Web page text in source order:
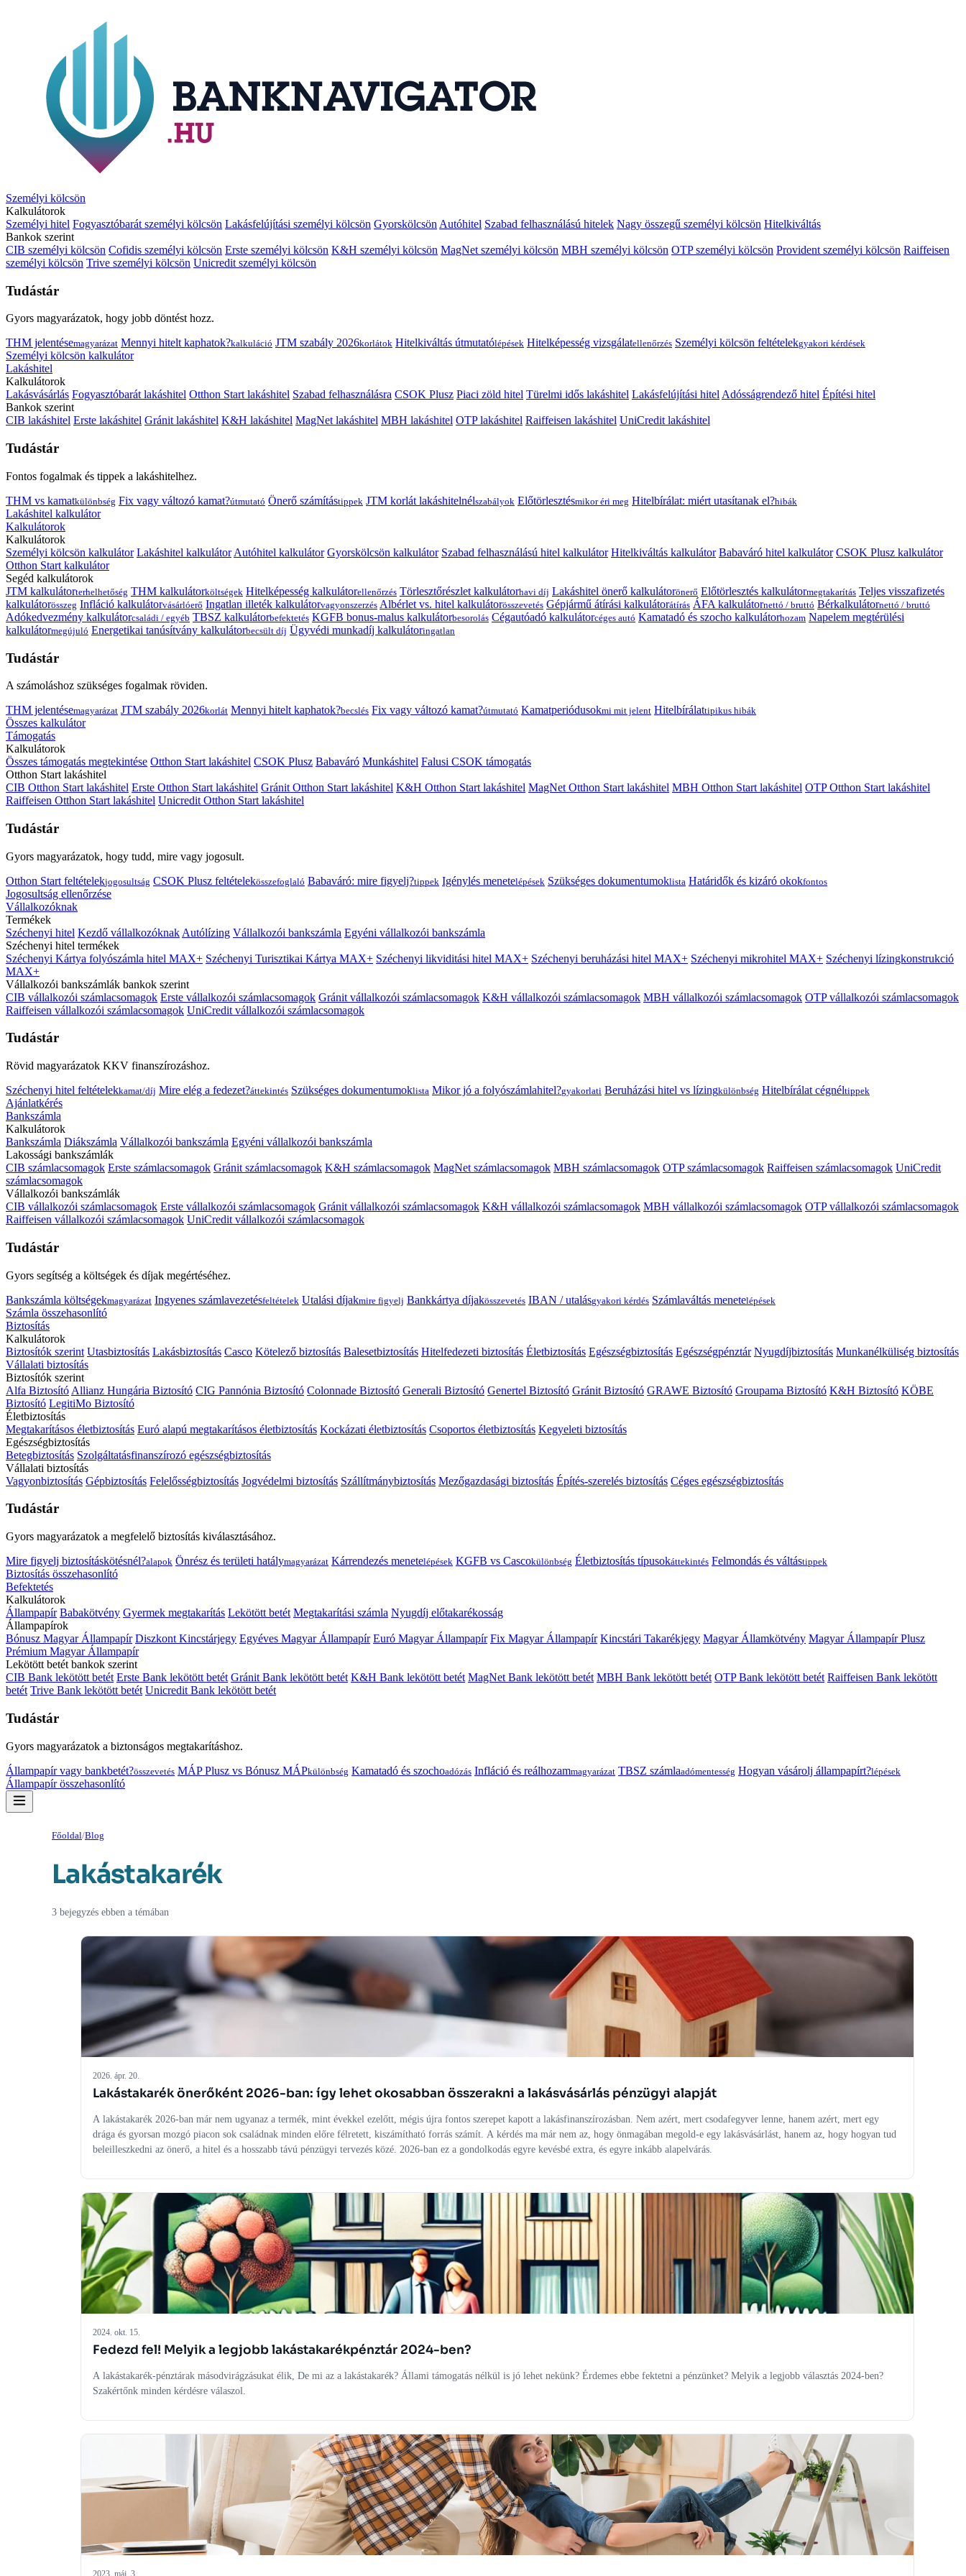
Személyi kölcsön
Kalkulátorok
Személyi hitel Fogyasztóbarát személyi kölcsön Lakásfelújítási személyi kölcsön Gyorskölcsön Autóhitel Szabad felhasználású hitelek Nagy összegű személyi kölcsön Hitelkiváltás
Bankok szerint
CIB személyi kölcsön Cofidis személyi kölcsön Erste személyi kölcsön K&H személyi kölcsön MagNet személyi kölcsön MBH személyi kölcsön OTP személyi kölcsön Provident személyi kölcsön Raiffeisen
személyi kölcsön Trive személyi kölcsön Unicredit személyi kölcsön
Tudástár
Gyors magyarázatok, hogy jobb döntést hozz.
THM jelentésemagyarázat Mennyi hitelt kaphatok?kalkuláció JTM szabály 2026korlátok Hitelkiváltás útmutatólépések Hitelképesség vizsgálatellenőrzés Személyi kölcsön feltételekgyakori kérdések
Személyi kölcsön kalkulátor
Lakáshitel
Kalkulátorok
Lakásvásárlás Fogyasztóbarát lakáshitel Otthon Start lakáshitel Szabad felhasználásra CSOK Plusz Piaci zöld hitel Türelmi idős lakáshitel Lakásfelújítási hitelAdósságrendező hitel Építési hitel
Bankok szerint
CIB lakáshitel Erste lakáshitel Gránit lakáshitel K&H lakáshitel MagNet lakáshitel MBH lakáshitel OTP lakáshitel Raiffeisen lakáshitel UniCredit lakáshitel
Tudástár
Fontos fogalmak és tippek a lakáshitelhez.
THM vs kamatkülönbség Fix vagy változó kamat?útmutató Önerő számítástippek JTM korlát lakáshitelnélszabályok Előtörlesztésmikor éri meg Hitelbírálat: miért utasítanak el?hibák
Lakáshitel kalkulátor
Kalkulátorok
Kalkulátorok
Személyi kölcsön kalkulátor Lakáshitel kalkulátor Autóhitel kalkulátor Gyorskölcsön kalkulátor Szabad felhasználású hitel kalkulátor Hitelkiváltás kalkulátor Babaváró hitel kalkulátor CSOK Plusz kalkulátor
Otthon Start kalkulátor
Segéd kalkulátorok
JTM kalkulátorterhelhetőség THM kalkulátorköltségek Hitelképesség kalkulátorellenőrzés Törlesztőrészlet kalkulátorhavi díj Lakáshitel önerő kalkulátorönerő Előtörlesztés kalkulátormegtakarítás Teljes visszafizetés
kalkulátorösszeg Infláció kalkulátorvásárlóerő Ingatlan illeték kalkulátorvagyonszerzés Albérlet vs. hitel kalkulátorösszevetés Gépjármű átírási kalkulátorátírás ÁFA kalkulátornettó / bruttó Bérkalkulátornettó / bruttó
Adókedvezmény kalkulátorcsaládi / egyéb TBSZ kalkulátorbefektetés KGFB bonus-malus kalkulátorbesorolás Cégautóadó kalkulátorcéges autó Kamatadó és szocho kalkulátorhozam Napelem megtérülési
kalkulátormegújuló Energetikai tanúsítvány kalkulátorbecsült díj Ügyvédi munkadíj kalkulátoringatlan
Tudástár
A számoláshoz szükséges fogalmak röviden.
THM jelentésemagyarázat JTM szabály 2026korlát Mennyi hitelt kaphatok?becslés Fix vagy változó kamat?útmutató Kamatperiódusokmi mit jelent Hitelbírálattipikus hibák
Összes kalkulátor
Támogatás
Kalkulátorok
Összes támogatás megtekintése Otthon Start lakáshitel CSOK Plusz Babaváró Munkáshitel Falusi CSOK támogatás
Otthon Start lakáshitel
CIB Otthon Start lakáshitel Erste Otthon Start lakáshitel Gránit Otthon Start lakáshitel K&H Otthon Start lakáshitel MagNet Otthon Start lakáshitel MBH Otthon Start lakáshitel OTP Otthon Start lakáshitel
Raiffeisen Otthon Start lakáshitel Unicredit Otthon Start lakáshitel
Tudástár
Gyors magyarázatok, hogy tudd, mire vagy jogosult.
Otthon Start feltételekjogosultság CSOK Plusz feltételekösszefoglaló Babaváró: mire figyelj?tippek Igénylés menetelépések Szükséges dokumentumoklista Határidők és kizáró okokfontos
Jogosultság ellenőrzése
Vállalkozóknak
Termékek
Széchenyi hitel Kezdő vállalkozóknak Autólízing Vállalkozói bankszámla Egyéni vállalkozói bankszámla
Széchenyi hitel termékek
Széchenyi Kártya folyószámla hitel MAX+ Széchenyi Turisztikai Kártya MAX+ Széchenyi likviditási hitel MAX+ Széchenyi beruházási hitel MAX+ Széchenyi mikrohitel MAX+ Széchenyi lízingkonstrukció
MAX+
Vállalkozói bankszámlák bankok szerint
CIB vállalkozói számlacsomagok Erste vállalkozói számlacsomagok Gránit vállalkozói számlacsomagok K&H vállalkozói számlacsomagok MBH vállalkozói számlacsomagok OTP vállalkozói számlacsomagok
Raiffeisen vállalkozói számlacsomagok UniCredit vállalkozói számlacsomagok
Tudástár
Rövid magyarázatok KKV finanszírozáshoz.
Széchenyi hitel feltételekkamat/díj Mire elég a fedezet?áttekintés Szükséges dokumentumoklista Mikor jó a folyószámlahitel?gyakorlati Beruházási hitel vs lízingkülönbség Hitelbírálat cégnéltippek
Ajánlatkérés
Bankszámla
Kalkulátorok
Bankszámla Diákszámla Vállalkozói bankszámla Egyéni vállalkozói bankszámla
Lakossági bankszámlák
CIB számlacsomagok Erste számlacsomagok Gránit számlacsomagok K&H számlacsomagok MagNet számlacsomagok MBH számlacsomagok OTP számlacsomagok Raiffeisen számlacsomagok UniCredit
számlacsomagok
Vállalkozói bankszámlák
CIB vállalkozói számlacsomagok Erste vállalkozói számlacsomagok Gránit vállalkozói számlacsomagok K&H vállalkozói számlacsomagok MBH vállalkozói számlacsomagok OTP vállalkozói számlacsomagok
Raiffeisen vállalkozói számlacsomagok UniCredit vállalkozói számlacsomagok
Tudástár
Gyors segítség a költségek és díjak megértéséhez.
Bankszámla költségekmagyarázat Ingyenes számlavezetésfeltételek Utalási díjakmire figyelj Bankkártya díjakösszevetés IBAN / utalásgyakori kérdés Számlaváltás menetelépések
Számla összehasonlító
Biztosítás
Kalkulátorok
Biztosítók szerint Utasbiztosítás Lakásbiztosítás Casco Kötelező biztosítás Balesetbiztosítás Hitelfedezeti biztosítás Életbiztosítás Egészségbiztosítás Egészségpénztár Nyugdíjbiztosítás Munkanélküliség biztosítás
Vállalati biztosítás
Biztosítók szerint
Alfa Biztosító Allianz Hungária Biztosító CIG Pannónia Biztosító Colonnade Biztosító Generali Biztosító Genertel Biztosító Gránit Biztosító GRAWE Biztosító Groupama Biztosító K&H Biztosító KÖBE
Biztosító LegitiMo Biztosító
Életbiztosítás
Megtakarításos életbiztosítás Euró alapú megtakarításos életbiztosítás Kockázati életbiztosítás Csoportos életbiztosítás Kegyeleti biztosítás
Egészségbiztosítás
Betegbiztosítás Szolgáltatásfinanszírozó egészségbiztosítás
Vállalati biztosítás
Vagyonbiztosítás Gépbiztosítás Felelősségbiztosítás Jogvédelmi biztosítás Szállítmánybiztosítás Mezőgazdasági biztosítás Építés-szerelés biztosítás Céges egészségbiztosítás
Tudástár
Gyors magyarázatok a megfelelő biztosítás kiválasztásához.
Mire figyelj biztosításkötésnél?alapok Önrész és területi hatálymagyarázat Kárrendezés menetelépések KGFB vs Cascokülönbség Életbiztosítás típusokáttekintés Felmondás és váltástippek
Biztosítás összehasonlító
Befektetés
Kalkulátorok
Állampapír Babakötvény Gyermek megtakarítás Lekötött betét Megtakarítási számla Nyugdíj előtakarékosság
Állampapírok
Bónusz Magyar Állampapír Diszkont Kincstárjegy Egyéves Magyar Állampapír Euró Magyar Állampapír Fix Magyar Állampapír Kincstári Takarékjegy Magyar Államkötvény Magyar Állampapír Plusz
Prémium Magyar Állampapír
Lekötött betét bankok szerint
CIB Bank lekötött betét Erste Bank lekötött betét Gránit Bank lekötött betét K&H Bank lekötött betét MagNet Bank lekötött betét MBH Bank lekötött betét OTP Bank lekötött betét Raiffeisen Bank lekötött
betét Trive Bank lekötött betét Unicredit Bank lekötött betét
Tudástár
Gyors magyarázatok a biztonságos megtakarításhoz.
Állampapír vagy bankbetét?összevetés MÁP Plusz vs Bónusz MÁPkülönbség Kamatadó és szochoadózás Infláció és reálhozammagyarázat TBSZ számlaadómentesség Hogyan vásárolj állampapírt?lépések
Állampapír összehasonlító
Főoldal/Blog
Lakástakarék
3 bejegyzés ebben a témában
2026. ápr. 20.
Lakástakarék önerőként 2026-ban: így lehet okosabban összerakni a lakásvásárlás pénzügyi alapját
A lakástakarék 2026-ban már nem ugyanaz a termék, mint évekkel ezelőtt, mégis újra fontos szerepet kapott a lakásfinanszírozásban. Nem azért, mert csodafegyver lenne, hanem azért, mert egy
drága és gyorsan mozgó piacon sok családnak minden előre félretett, kiszámítható forrás számít. A kérdés ma már nem az, hogy önmagában megold-e egy lakásvásárlást, hanem az, hogy hogyan tud
beleilleszkedni az önerő, a hitel és a hosszabb távú pénzügyi tervezés közé. 2026-ban ez a gondolkodás egyre kevésbé extra, és egyre inkább alapelvárás.
2024. okt. 15.
Fedezd fel! Melyik a legjobb lakástakarékpénztár 2024-ben?
A lakástakarék-pénztárak másodvirágzásukat élik, De mi az a lakástakarék? Állami támogatás nélkül is jó lehet nekünk? Érdemes ebbe fektetni a pénzünket? Melyik a legjobb választás 2024-ben?
Szakértőnk minden kérdésre válaszol.
2023. máj. 3.